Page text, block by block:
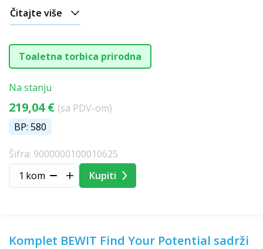
Čitajte više
Toaletna torbica prirodna
Na stanju
219,04 € (sa PDV-om)
BP: 580
Šifra: 9000000100010625
kom
Kupiti
Komplet BEWIT Find Your Potential sadrži